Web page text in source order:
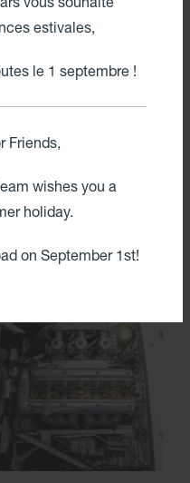
ÉMOTIONS
estivales,
le 1 septembre !
Friends,
wishes you a
holiday.
on September 1st!